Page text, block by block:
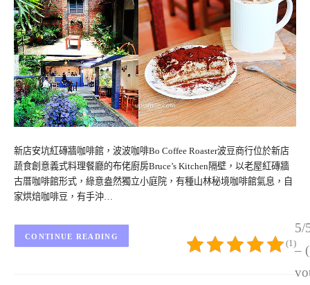
新店安坑紅磚牆咖啡館，波波咖啡Bo Coffee Roaster波豆商行位於新店
蔬食創意義式料理餐廳的布佬廚房Bruce’s Kitchen隔壁，以老屋紅磚牆
古厝咖啡館形式，綠意盎然獨立小庭院，有種山林秘境咖啡館氣息，自
家烘焙咖啡豆，有手沖…
5/
–
(1)
CONTINUE READING